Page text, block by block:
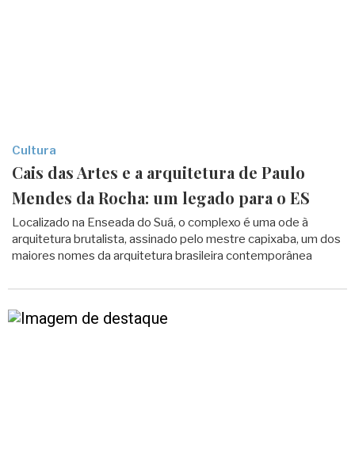
Cultura
Cais das Artes e a arquitetura de Paulo
Mendes da Rocha: um legado para o ES
Localizado na Enseada do Suá, o complexo é uma ode à
arquitetura brutalista, assinado pelo mestre capixaba, um dos
maiores nomes da arquitetura brasileira contemporânea